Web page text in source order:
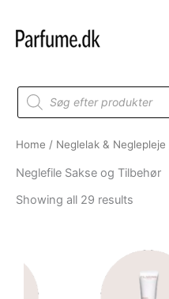
content
Products
search
Home / Neglelak & Neglepleje
Neglefile Sakse og Tilbehør
Showing all 29 results